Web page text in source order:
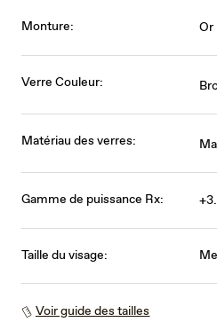
Monture: Or
Verre Couleur:
Matériau des verres:
Gamme de puissance Rx:
Taille du visage:
Voir guide des tailles